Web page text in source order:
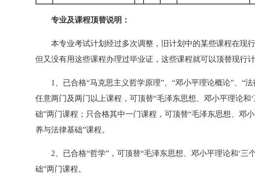
专业及课程顶替说明：
本专业考试计划经过多次调整，旧计划中的某些课程在现行
但又没有用这些课程办理过毕业证，这些课程就可以顶替现行
1、已合格“马克思主义哲学原理”、“邓小平理论概论”、“法
任意两门及两门以上课程，可顶替“毛泽东思想、邓小平理论和
础”两门课程；只合格其中一门课程，可顶替“毛泽东思想、邓
养与法律基础”课程。
2、已合格“哲学”，可顶替“毛泽东思想、邓小平理论和‘三
础”两门课程。